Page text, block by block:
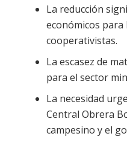
La reducción
económicos para
cooperativistas.
La escasez de
para el sector
La necesidad
Central Obrera
campesino y el